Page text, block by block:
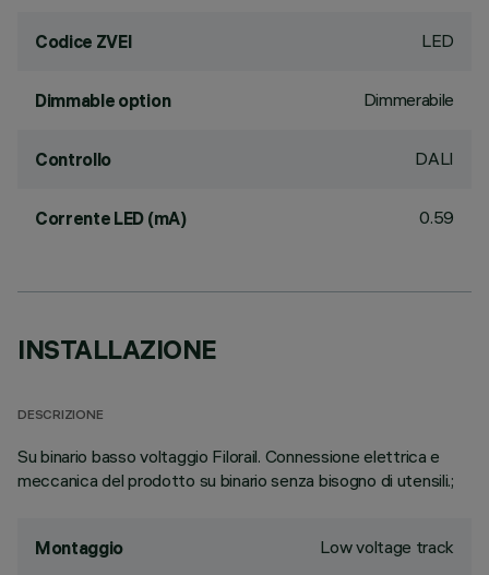
Codice ZVEI LED
Dimmable option Dimmerabile
Controllo DALI
Corrente LED (mA) 0.59
INSTALLAZIONE
DESCRIZIONE
Su binario basso voltaggio Filorail. Connessione elettrica e
meccanica del prodotto su binario senza bisogno di utensili.;
Montaggio Low voltage track